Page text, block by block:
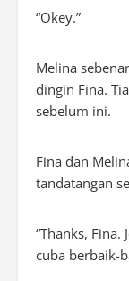
“Okey.”
Melina
dingin Fina.
sebelum ini.
Fina dan
tandatangan
“Thanks, Fina.
cuba berbaik-